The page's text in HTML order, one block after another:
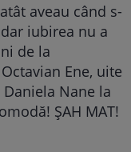
aveau când s-
iubirea nu a
de la
Ene, uite
Nane la
ȘAH MAT!